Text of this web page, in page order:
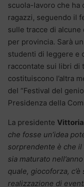
scuola-lavoro che ha
ragazzi, seguendo il
sulle tracce di
per provincia. Sarà
studenti di leggere e
raccontate sui libri di
costituiscono l’altra
del “Festival del
Presidenza della
La presidente Vittoria
che fosse un’idea
sorprendente è che il
sia maturato
quale, giocoforza,
realizzazione di